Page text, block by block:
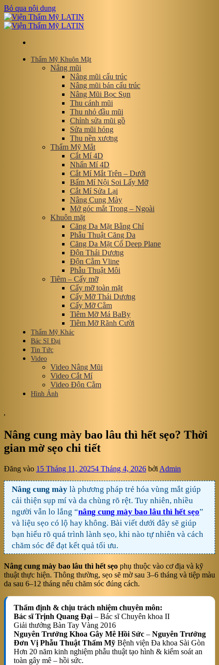
Bỏ qua nội dung
Thẩm Mỹ Khuôn Mặt
Nâng mũi
Nâng mũi cấu trúc
Nâng mũi bán cấu trúc
Nâng Mũi Bọc Sụn
Thu cánh mũi
Thu nhỏ đầu mũi
Chỉnh sửa mũi gồ
Sửa mũi hỏng
Thu nền xương
Thẩm Mỹ Mắt
Cắt Mí 4D
Nhấn Mí 4D
Cắt Mí Mắt Trên – Dưới
Bấm Mí Nội Soi Lấy Mỡ
Cắt Mí Sửa Lại
Nâng Cung Mày
Mở góc mắt Trong – Ngoài
Khuôn mặt
Căng Da Mặt Bằng Chỉ
Phẫu Thuật Căng Da
Căng Da Mặt Cổ Deep Plane
Độn Thái Dương
Độn Cằm Vline
Phẫu Thuật Môi
Tiêm – Cấy mỡ
Cấy mỡ toàn mặt
Cấy Mỡ Thái Dương
Cấy Mỡ Cằm
Tiêm Mỡ Má BaBy
Tiêm Mỡ Rãnh Cười
Thẩm Mỹ Khác
Bác Sĩ Đại
Tin Tức
Video
Video Nâng Mũi
Video Cắt Mí
Video Độn Cằm
Hình Ảnh
,
Nâng cung mày bao lâu thì hết sẹo? Thời
gian mờ sẹo chi tiết
Đăng vào 15 Tháng 11, 20254 Tháng 4, 2026 bởi Admin
Nâng cung mày là phương pháp trẻ hóa vùng mắt giúp
cải thiện sụp mí và da chùng rõ rệt. Tuy nhiên, nhiều
người vẫn lo lắng “nâng cung mày bao lâu thì hết sẹo”
và liệu sẹo có lộ hay không. Bài viết dưới đây sẽ giúp
bạn hiểu rõ quá trình lành sẹo, khi nào tự nhiên và cách
chăm sóc để đạt kết quả tối ưu.
Nâng cung mày bao lâu thì hết sẹo phụ thuộc vào cơ địa và kỹ
thuật thực hiện. Thông thường, sẹo sẽ mờ sau 3–6 tháng và tiệp màu
da sau 6–12 tháng nếu chăm sóc đúng cách.
Thẩm định & chịu trách nhiệm chuyên môn:
Bác sĩ Trịnh Quang Đại – Bác sĩ Chuyên khoa II
Giải thưởng Bàn Tay Vàng 2016
Nguyên Trưởng Khoa Gây Mê Hồi Sức – Nguyên Trưởng
Đơn Vị Phẫu Thuật Thẩm Mỹ Bệnh viện Đa khoa Sài Gòn
Hơn 20 năm kinh nghiệm phẫu thuật tạo hình & kiểm soát an
toàn gây mê – hồi sức.